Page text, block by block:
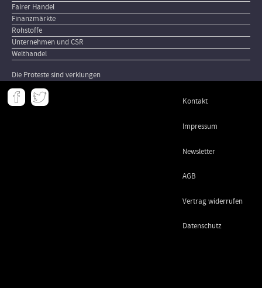
Fairer Handel
Finanzmärkte
Rohstoffe
Unternehmen und CSR
Welthandel
Die Proteste sind verklungen
Meta
- Kontakt
Impressum
Newsletter
AGB
Vertrag widerrufen
Datenschutz